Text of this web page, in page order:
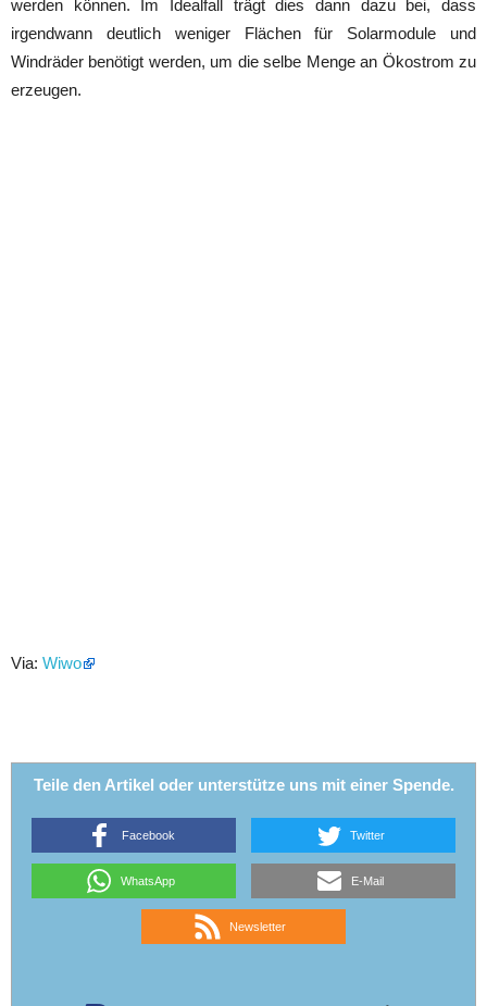
werden können. Im Idealfall trägt dies dann dazu bei, dass
irgendwann deutlich weniger Flächen für Solarmodule und
Windräder benötigt werden, um die selbe Menge an Ökostrom zu
erzeugen.
Via: Wiwo
Teile den Artikel oder unterstütze uns mit einer Spende.
Facebook Twitter
WhatsApp E-Mail
Newsletter